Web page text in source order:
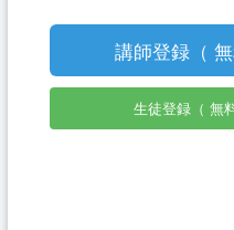
講師登録（ 無
生徒登録（ 無